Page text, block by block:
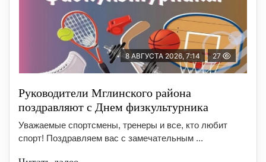
8 АВГУСТА 2026, 7:14 27
Руководители Мглинского района
поздравляют с Днем физкультурника
Уважаемые спортсмены, тренеры и все, кто любит
спорт! Поздравляем вас с замечательным ...